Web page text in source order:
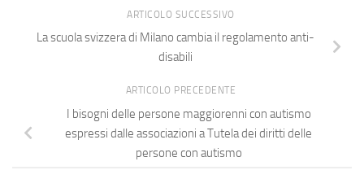
ARTICOLO SUCCESSIVO
La scuola svizzera di Milano cambia il regolamento anti-
disabili
ARTICOLO PRECEDENTE
I bisogni delle persone maggiorenni con autismo
espressi dalle associazioni a Tutela dei diritti delle
persone con autismo